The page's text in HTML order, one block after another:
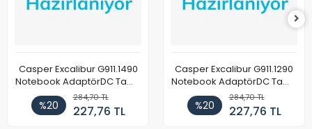
Casper Excalibur G911.1490
Notebook AdaptörDC Tamir
Kablosu
%20
284,70 TL
227,76 TL
Casper Excalibur G911.1290
Notebook AdaptörDC Tamir
Kablosu
%20
284,70 TL
227,76 TL